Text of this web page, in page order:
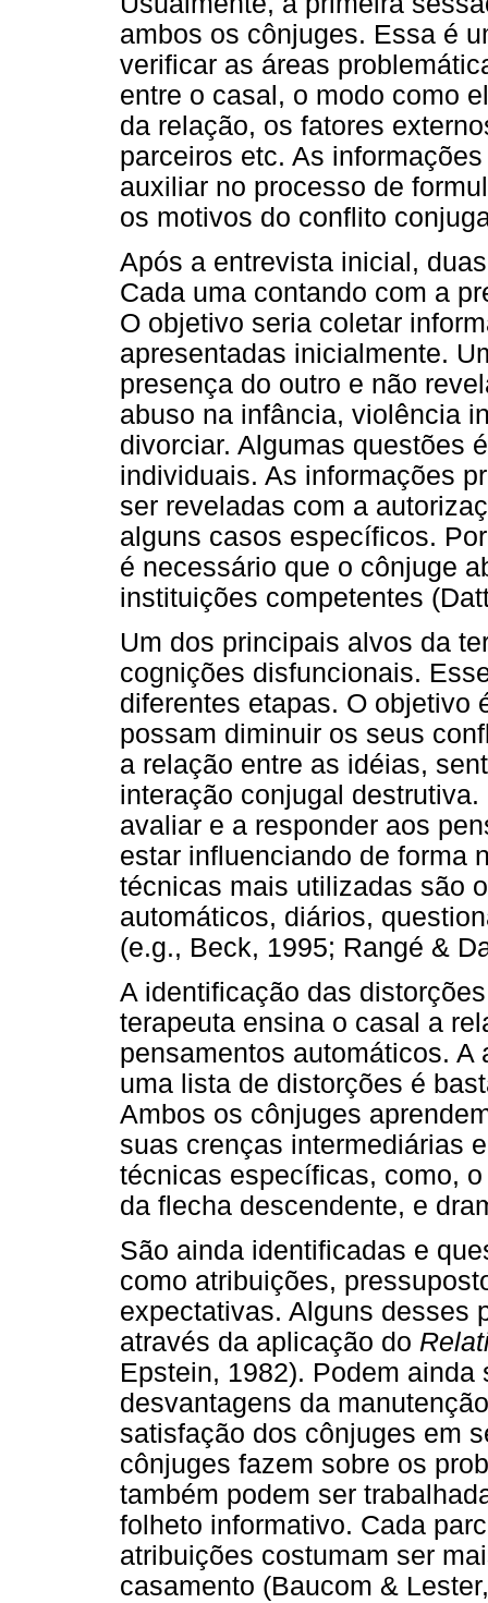
ambos os cônjuges. Essa é
verificar as áreas
entre o casal, o modo como
da relação, os fatores
parceiros etc. As
auxiliar no processo de
os motivos do conflito
Após a entrevista inicial,
Cada uma contando com a
O objetivo seria coletar
apresentadas inicialmente.
presença do outro e não
abuso na infância, violência
divorciar. Algumas questões
individuais. As informações
ser reveladas com a
alguns casos específicos.
é necessário que o cônjuge
instituições competentes
Um dos principais alvos da
cognições disfuncionais.
diferentes etapas. O objetivo
possam diminuir os seus
a relação entre as idéias,
interação conjugal
avaliar e a responder aos
estar influenciando de forma
técnicas mais utilizadas são
automáticos, diários,
(e.g., Beck, 1995; Rangé &
A identificação das
terapeuta ensina o casal a
pensamentos automáticos.
uma lista de distorções é
Ambos os cônjuges
suas crenças intermediárias
técnicas específicas, como,
da flecha descendente, e
São ainda identificadas e
como atribuições,
expectativas. Alguns desses
através da aplicação do
Epstein, 1982). Podem
desvantagens da
satisfação dos cônjuges em
cônjuges fazem sobre os
também podem ser
folheto informativo. Cada
atribuições costumam ser
casamento (Baucom &